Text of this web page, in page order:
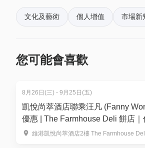
每人限買兩張 ( 1位大人及 1
持證人士於香港書展 2026
免費再進場特別優惠：凡以
2) 7月20日（星期一）晚上7
此優惠不適用於其他門票（
小童適用於小學生／身高1.2
每票只限一人進場一次。
文化及藝術 個人增值 市場新
您可能會喜歡
8月26日(三) - 9月25日(五)
凱悅尚萃酒店聯乘汪凡 (Fanny
優惠 | The Farmhouse Deli 餅店
製作維港凱悅尚萃酒店2樓 The Farmhouse